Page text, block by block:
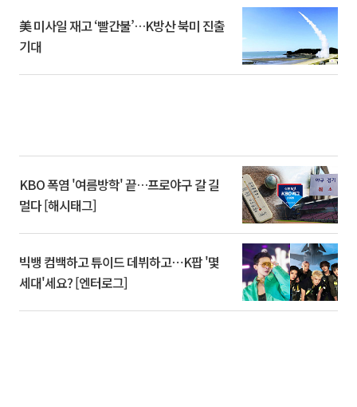
美 미사일 재고 ‘빨간불’…K방산 북미 진출
기대
KBO 폭염 '여름방학' 끝…프로야구 갈 길
멀다 [해시태그]
빅뱅 컴백하고 튜이드 데뷔하고⋯K팝 '몇
세대'세요? [엔터로그]